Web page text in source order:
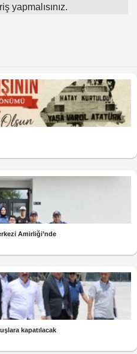
yapmalısınız.
Amirliği’nde
kapatılacak